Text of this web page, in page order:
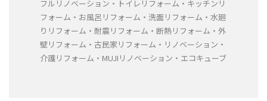
フルリノベーション・トイレリフォーム・キッチンリ
フォーム・お風呂リフォーム・洗面リフォーム・水廻
りリフォーム・耐震リフォーム・断熱リフォーム・外
壁リフォーム・古民家リフォーム・リノベーション・
介護リフォーム・MUJIリノベーション・エコキューブ